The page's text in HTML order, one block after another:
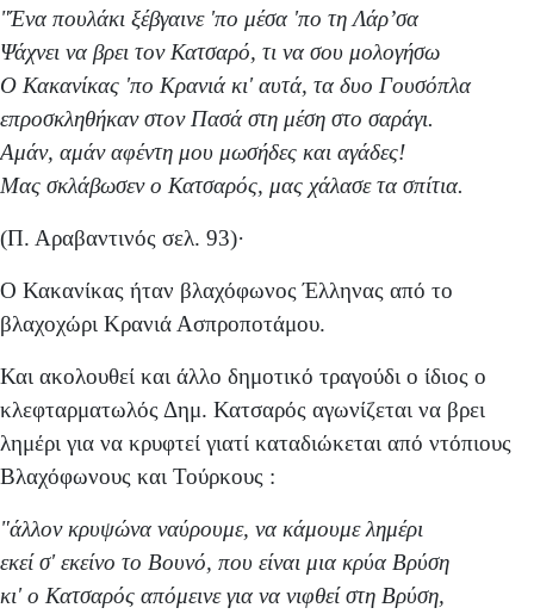
"Ένα πουλάκι ξέβγαινε 'πο μέσα 'πο τη Λάρ’σα
Ψάχνει να βρει τον Κατσαρό, τι να σου μολογήσω
Ο Κακανίκας 'πο Κρανιά κι' αυτά, τα δυο Γουσόπλα
επροσκληθήκαν στον Πασά στη μέση στο σαράγι.
Αμάν, αμάν αφέντη μου μωσήδες και αγάδες!
Μας σκλάβωσεν ο Κατσαρός, μας χάλασε τα σπίτια.
(Π. Αραβαντινός σελ. 93)·
Ο Κακανίκας ήταν βλαχόφωνος Έλληνας από το
βλαχοχώρι Κρανιά Ασπροποτάμου.
Και ακολουθεί και άλλο δημοτικό τραγούδι ο ίδιος ο
κλεφταρματωλός Δημ. Κατσαρός αγωνίζεται να βρει
λημέρι για να κρυφτεί γιατί καταδιώκεται από ντόπιους
Βλαχόφωνους και Τούρκους :
"άλλον κρυψώνα ναύρουμε, να κάμουμε λημέρι
εκεί σ' εκείνο το Βουνό, που είναι μια κρύα Βρύση
κι' ο Κατσαρός απόμεινε για να νιφθεί στη Βρύση,